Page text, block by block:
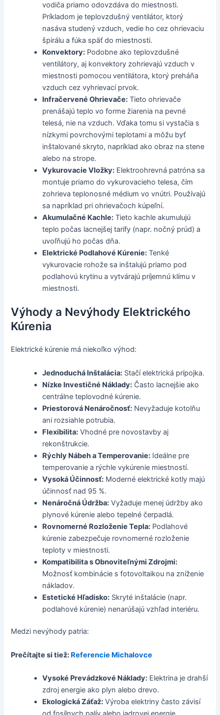
vodiča priamo odovzdáva do miestnosti.
Príkladom je teplovzdušný ventilátor, ktorý
nasáva studený vzduch, vedie ho cez ohrievaciu
špirálu a fúka späť do miestnosti.
Konvektory: Podobne ako teplovzdušné
ventilátory, aj konvektory zohrievajú vzduch v
miestnosti pomocou ventilátora, ktorý preháňa
vzduch cez vyhrievací prvok.
Infračervené Ohrievače: Tieto ohrievače
prenášajú teplo vo forme žiarenia na pevné
telesá, nie na vzduch. Vďaka tomu si vystačia s
nízkymi povrchovými teplotami a môžu byť
inštalované skryto, napríklad ako obraz na stene
alebo na strope.
Vykurovacie Vložky: Elektroohrevná patróna sa
montuje priamo do vykurovacieho telesa, čím
zohrieva teplonosné médium vo vnútri. Používajú
sa napríklad pri ohrievačoch kúpeľní.
Akumulačné Kachle: Tieto kachle akumulujú
teplo počas lacnejšej tarify (napr. nočný prúd) a
uvoľňujú ho počas dňa.
Elektrické Podlahové Kúrenie: Tenké
vykurovacie rohože sa inštalujú priamo pod
podlahovú krytinu a vytvárajú príjemnú klímu v
miestnosti.
Výhody a Nevýhody Elektrického
Kúrenia
Elektrické kúrenie má niekoľko výhod:
Jednoduchá Inštalácia: Stačí elektrická prípojka.
Nízke Investičné Náklady: Často lacnejšie ako
centrálne teplovodné kúrenie.
Priestorová Nenáročnosť: Nevyžaduje kotolňu
ani rozsiahle potrubia.
Flexibilita: Vhodné pre novostavby aj
rekonštrukcie.
Rýchly Nábeh a Temperovanie: Ideálne pre
temperovanie a rýchle vykúrenie miestností.
Vysoká Účinnosť: Moderné elektrické kotly majú
účinnosť nad 95 %.
Nenáročná Údržba: Vyžaduje menej údržby ako
plynové kúrenie alebo tepelné čerpadlá.
Rovnomerné Rozloženie Tepla: Podlahové
kúrenie zabezpečuje rovnomerné rozloženie
teploty v miestnosti.
Kompatibilita s Obnoviteľnými Zdrojmi:
Možnosť kombinácie s fotovoltaikou na zníženie
nákladov.
Estetické Hľadisko: Skryté inštalácie (napr.
podlahové kúrenie) nenarúšajú vzhľad interiéru.
Medzi nevýhody patria:
Prečítajte si tiež: Referencie Michalovce
Vysoké Prevádzkové Náklady: Elektrina je drahší
zdroj energie ako plyn alebo drevo.
Ekologická Záťaž: Výroba elektriny často závisí